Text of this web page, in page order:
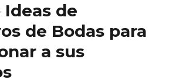
Ideas de
de Bodas para
a sus